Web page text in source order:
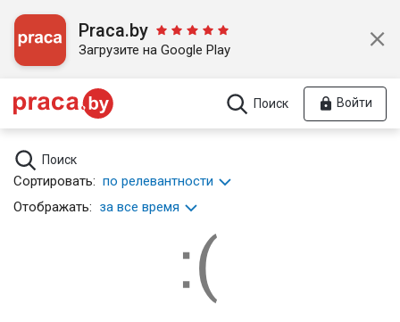
Praca.by
Загрузите на Google Play
Поиск Войти
Поиск
Сортировать: по релевантности
Отображать: за все время